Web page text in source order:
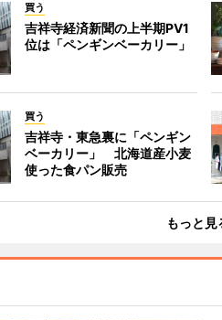
買う
吉祥寺経済新聞の上半期PV1
位は「ペンギンベーカリー」
買う
吉祥寺・東急裏に「ペンギン
ベーカリー」 北海道産小麦
使った食パン販売
もっと見